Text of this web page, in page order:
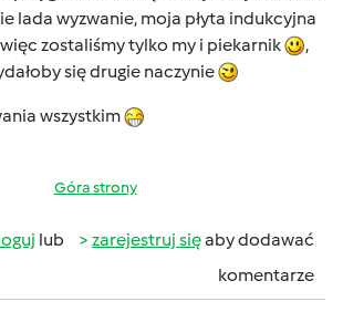
lada wyzwanie, moja płyta indukcyjna
zostaliśmy tylko my i piekarnik
,
się drugie naczynie
wszystkim
Góra strony
lub zarejestruj sięaby dodawać
komentarze